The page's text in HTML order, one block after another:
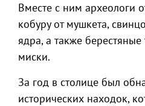
Вместе с ним археологи
кобуру от мушкета,
ядра, а также
миски.
За год в столице был
исторических находок,